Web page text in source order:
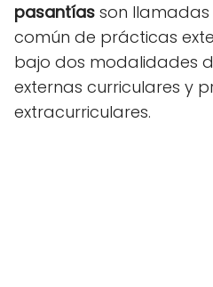
pasantías son
común de prácticas
bajo dos modalidades
externas curriculares y
extracurriculares.